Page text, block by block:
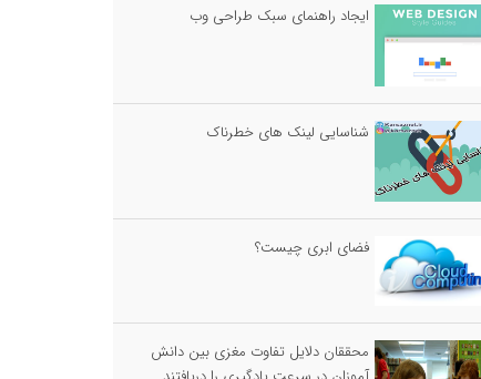
ایجاد راهنمای سبک طراحی وب
شناسایی لینک های خطرناک
فضای ابری چیست؟
محققان دلایل تفاوت مغزی بین دانش